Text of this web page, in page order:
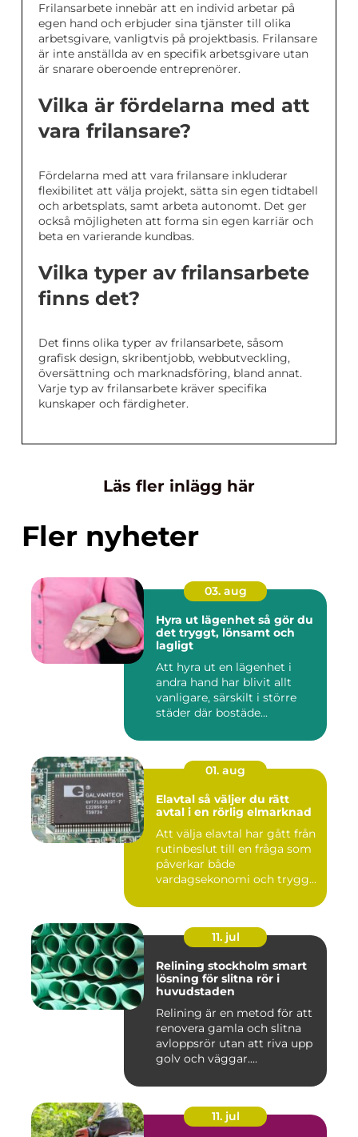
Frilansarbete innebär att en individ arbetar på
egen hand och erbjuder sina tjänster till olika
arbetsgivare, vanligtvis på projektbasis. Frilansare
är inte anställda av en specifik arbetsgivare utan
är snarare oberoende entreprenörer.
Vilka är fördelarna med att
vara frilansare?
Fördelarna med att vara frilansare inkluderar
flexibilitet att välja projekt, sätta sin egen tidtabell
och arbetsplats, samt arbeta autonomt. Det ger
också möjligheten att forma sin egen karriär och
beta en varierande kundbas.
Vilka typer av frilansarbete
finns det?
Det finns olika typer av frilansarbete, såsom
grafisk design, skribentjobb, webbutveckling,
översättning och marknadsföring, bland annat.
Varje typ av frilansarbete kräver specifika
kunskaper och färdigheter.
Läs fler inlägg här
Fler nyheter
03. aug
Hyra ut lägenhet så gör du
det tryggt, lönsamt och
lagligt
Att hyra ut en lägenhet i
andra hand har blivit allt
vanligare, särskilt i större
städer där bostäde...
01. aug
Elavtal så väljer du rätt
avtal i en rörlig elmarknad
Att välja elavtal har gått från
rutinbeslut till en fråga som
påverkar både
vardagsekonomi och trygg...
11. jul
Relining stockholm smart
lösning för slitna rör i
huvudstaden
Relining är en metod för att
renovera gamla och slitna
avloppsrör utan att riva upp
golv och väggar....
11. jul